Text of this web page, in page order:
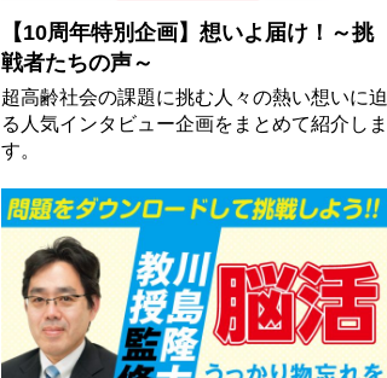
【10周年特別企画】想いよ届け！～挑
戦者たちの声～
超高齢社会の課題に挑む人々の熱い想いに迫
る人気インタビュー企画をまとめて紹介しま
す。